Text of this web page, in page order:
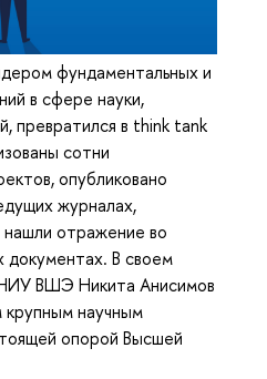
фундаментальных и
в сфере науки,
превратился в think tank
сотни
опубликовано
журналах,
отражение во
документах. В своем
ВШЭ Никита Анисимов
научным
опорой Высшей